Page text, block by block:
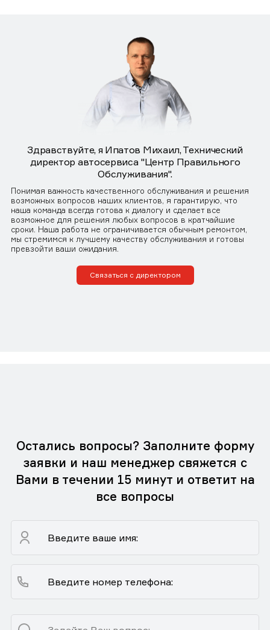
Здравствуйте, я Ипатов Михаил, Технический
директор автосервиса "Центр Правильного
Обслуживания".
Понимая важность качественного обслуживания и решения
возможных вопросов наших клиентов, я гарантирую, что
наша команда всегда готова к диалогу и сделает все
возможное для решения любых вопросов в кратчайшие
сроки. Наша работа не ограничивается обычным ремонтом,
мы стремимся к лучшему качеству обслуживания и готовы
превзойти ваши ожидания.
Связаться с директором
Остались вопросы? Заполните форму
заявки и наш менеджер свяжется с
Вами в течении 15 минут и ответит на
все вопросы